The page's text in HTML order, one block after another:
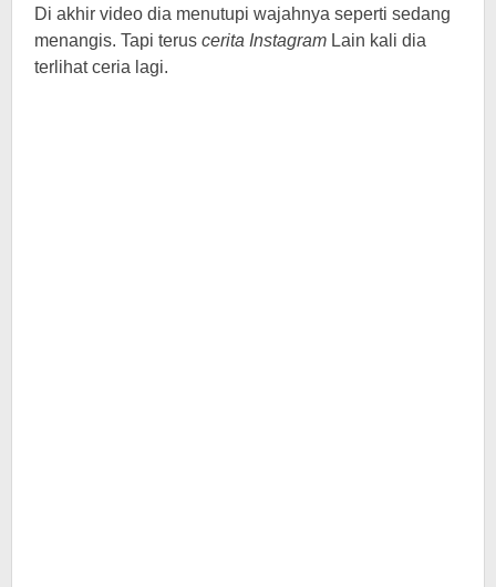
Di akhir video dia menutupi wajahnya seperti sedang
menangis. Tapi terus cerita Instagram Lain kali dia
terlihat ceria lagi.